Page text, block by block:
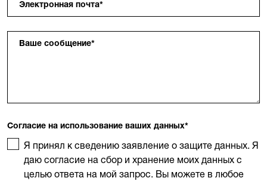
Электронная почта*
Ваше сообщение*
Согласие на использование ваших данных*
Я принял к сведению заявление о защите данных. Я
даю согласие на сбор и хранение моих данных с
целью ответа на мой запрос. Вы можете в любое